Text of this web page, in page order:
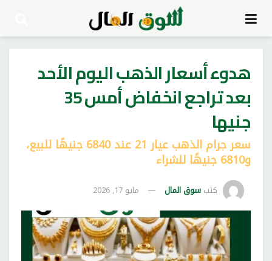
هدوء أسعار الذهب اليوم الأحد
بعد تراجع انخفاض أمس 35
جنيها
سعر جرام الذهب عيار 21 عند 6840 جنيهًا للبيع،
و6810 جنيهًا للشراء
كتب سوق المال مايو 17, 2026